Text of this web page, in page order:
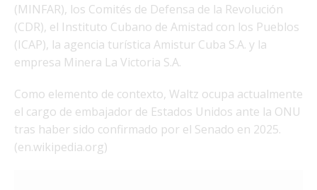
(MINFAR), los Comités de Defensa de la Revolución
(CDR), el Instituto Cubano de Amistad con los Pueblos
(ICAP), la agencia turística Amistur Cuba S.A. y la
empresa Minera La Victoria S.A.
Como elemento de contexto, Waltz ocupa actualmente
el cargo de embajador de Estados Unidos ante la ONU
tras haber sido confirmado por el Senado en 2025.
(en.wikipedia.org)